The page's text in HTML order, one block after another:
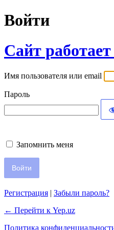
Войти
Сайт
Имя пользователя или email
Пароль
Запомнить меня
Регистрация | Забыли пароль?
← Перейти к Yep.uz
Политика